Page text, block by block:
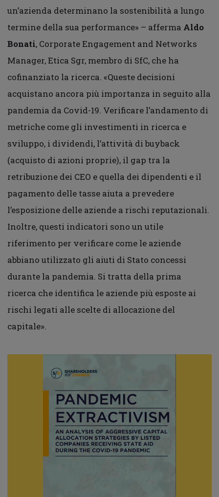
un’azienda determinano la sostenibilità a lungo
termine della sua performance» – afferma Aldo
Bonati, Corporate Engagement and Networks
Manager, Etica Sgr, membro di SfC, che ha
cofinanziato la ricerca. «Queste decisioni
acquistano ancora più importanza in seguito alla
pandemia da Covid-19. Verificare l’andamento di
metriche come gli investimenti in ricerca e
sviluppo, i dividendi, l’attività di buyback
(acquisto di azioni proprie), il gap tra la
retribuzione dei CEO e quella dei dipendenti e il
pagamento delle tasse aiuta a prevedere
l’esposizione delle aziende a rischi reputazionali.
Inoltre, questi indicatori sono un utile
riferimento per verificare come le aziende
abbiano utilizzato gli aiuti di Stato concessi
durante la pandemia. Si tratta della prima
ricerca che identifica le aziende più esposte ai
rischi legati alle scelte di allocazione del
capitale».